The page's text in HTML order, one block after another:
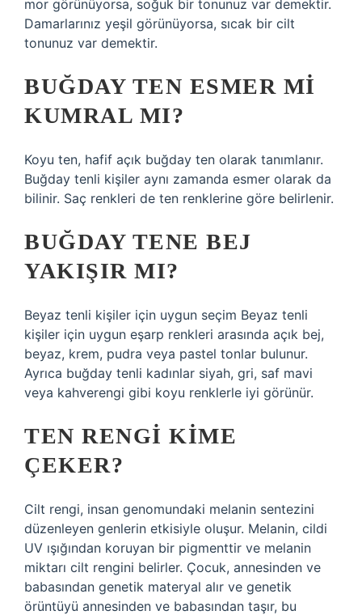
mor görünüyorsa, soğuk bir tonunuz var demektir.
Damarlarınız yeşil görünüyorsa, sıcak bir cilt
tonunuz var demektir.
BUĞDAY TEN ESMER MI
KUMRAL MI?
Koyu ten, hafif açık buğday ten olarak tanımlanır.
Buğday tenli kişiler aynı zamanda esmer olarak da
bilinir. Saç renkleri de ten renklerine göre belirlenir.
BUĞDAY TENE BEJ
YAKIŞIR MI?
Beyaz tenli kişiler için uygun seçim Beyaz tenli
kişiler için uygun eşarp renkleri arasında açık bej,
beyaz, krem, pudra veya pastel tonlar bulunur.
Ayrıca buğday tenli kadınlar siyah, gri, saf mavi
veya kahverengi gibi koyu renklerle iyi görünür.
TEN RENGI KIME
ÇEKER?
Cilt rengi, insan genomundaki melanin sentezini
düzenleyen genlerin etkisiyle oluşur. Melanin, cildi
UV ışığından koruyan bir pigmenttir ve melanin
miktarı cilt rengini belirler. Çocuk, annesinden ve
babasından genetik materyal alır ve genetik
örüntüyü annesinden ve babasından taşır, bu